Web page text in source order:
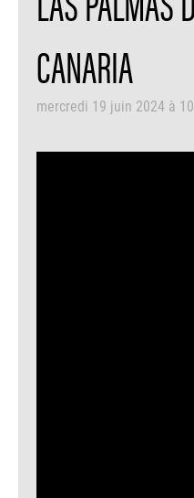
CANARIA
mercredi 19 juin 2024 à